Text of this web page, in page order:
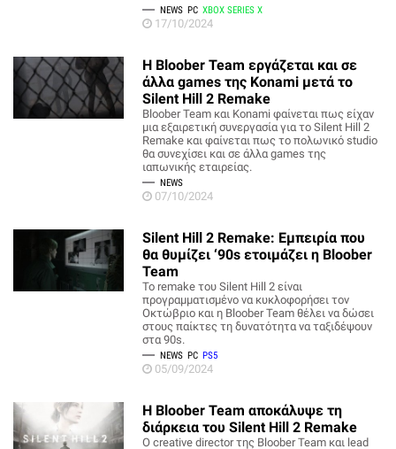
NEWS PC XBOX SERIES X
17/10/2024
H Bloober Team εργάζεται και σε
άλλα games της Konami μετά το
Silent Hill 2 Remake
Bloober Team και Konami φαίνεται πως είχαν
μια εξαιρετική συνεργασία για το Silent Hill 2
Remake και φαίνεται πως το πολωνικό studio
θα συνεχίσει και σε άλλα games της
ιαπωνικής εταιρείας.
NEWS
07/10/2024
Silent Hill 2 Remake: Εμπειρία που
θα θυμίζει ‘90s ετοιμάζει η Bloober
Team
To remake του Silent Hill 2 είναι
προγραμματισμένο να κυκλοφορήσει τον
Οκτώβριο και η Bloober Team θέλει να δώσει
στους παίκτες τη δυνατότητα να ταξιδέψουν
στα 90s.
NEWS PC PS5
05/09/2024
H Bloober Team αποκάλυψε τη
διάρκεια του Silent Hill 2 Remake
Ο creative director της Bloober Team και lead